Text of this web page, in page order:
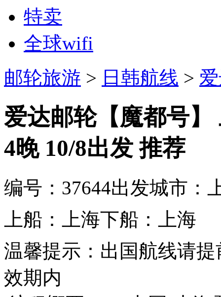
特卖
全球wifi
邮轮旅游 > 日韩航线 >
爱达邮轮【魔都号
4晚 10/8出发推荐
编号：37644出发城市：
上船：上海下船：上海
温馨提示：出国航线请
效期内